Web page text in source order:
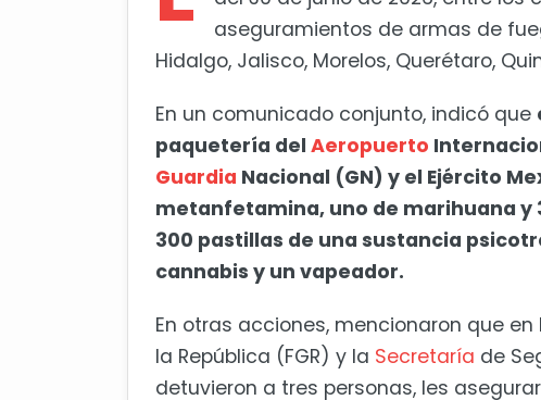
aseguramientos de armas de
Hidalgo, Jalisco, Morelos, Querétaro,
En un comunicado conjunto, indicó que
paquetería del Aeropuerto
Guardia Nacional (GN) y el Ejército
metanfetamina, uno de marihuana y
300 pastillas de una sustancia
cannabis y un vapeador.
En otras acciones, mencionaron que
la República (FGR) y la Secretaría de
detuvieron a tres personas, les